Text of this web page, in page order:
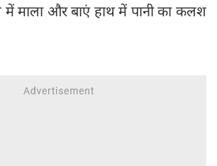
में माला और बाएं हाथ में पानी का कलश